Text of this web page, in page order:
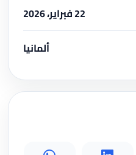
22 فبراير، 2026
ألمانيا